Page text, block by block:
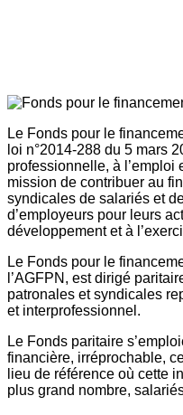
Le Fonds pour le
loi n°2014-288 du 5 mars
professionnelle, à l’emploi
mission de contribuer au
syndicales de salariés et
d’employeurs pour leurs
développement et à
Le Fonds pour le
l’AGFPN, est dirigé
patronales et syndicales
et interprofessionnel.
Le Fonds paritaire
financière, irréprochable,
lieu de référence où cette
plus grand nombre,